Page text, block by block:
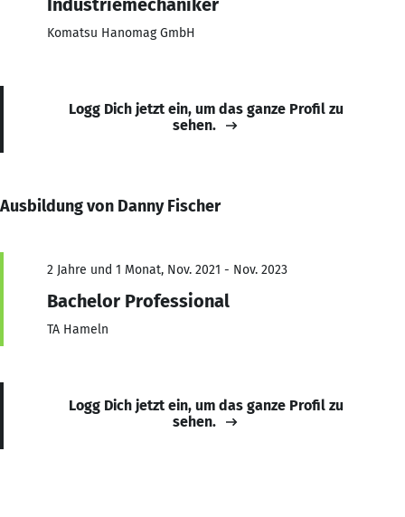
Komatsu Hanomag GmbH
Logg Dich jetzt ein, um das ganze Profil zu
sehen.
Ausbildung von Danny Fischer
2 Jahre und 1 Monat, Nov. 2021 - Nov. 2023
Bachelor Professional
TA Hameln
Logg Dich jetzt ein, um das ganze Profil zu
sehen.